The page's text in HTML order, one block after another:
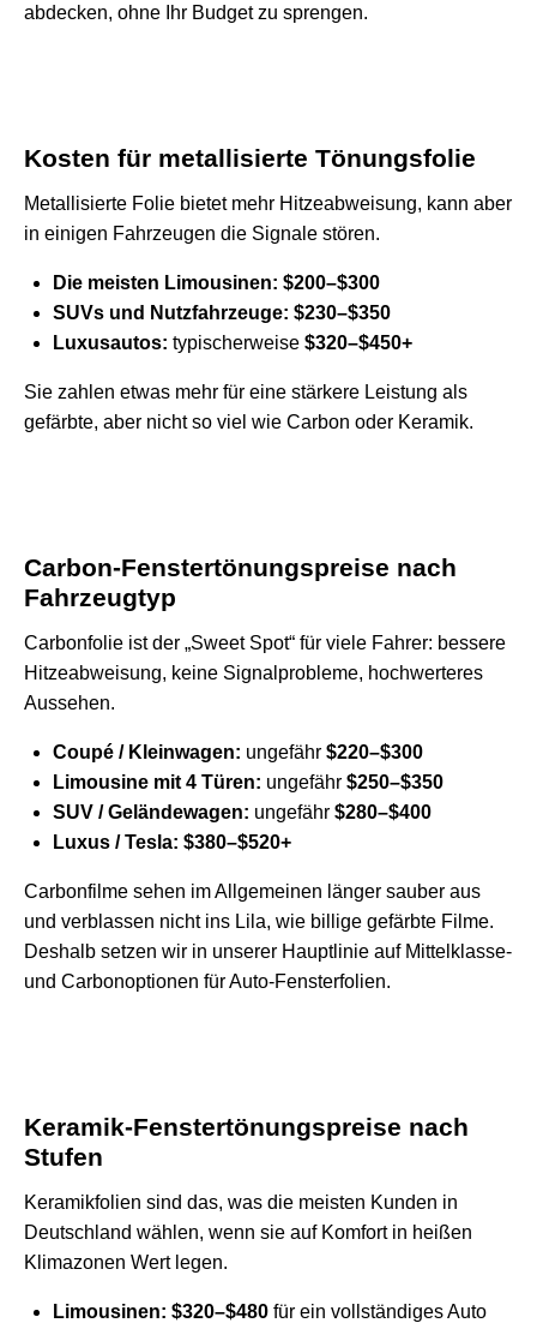
abdecken, ohne Ihr Budget zu sprengen.
Kosten für metallisierte Tönungsfolie
Metallisierte Folie bietet mehr Hitzeabweisung, kann aber
in einigen Fahrzeugen die Signale stören.
Die meisten Limousinen: $200–$300
SUVs und Nutzfahrzeuge: $230–$350
Luxusautos: typischerweise $320–$450+
Sie zahlen etwas mehr für eine stärkere Leistung als
gefärbte, aber nicht so viel wie Carbon oder Keramik.
Carbon-Fenstertönungspreise nach
Fahrzeugtyp
Carbonfolie ist der „Sweet Spot“ für viele Fahrer: bessere
Hitzeabweisung, keine Signalprobleme, hochwerteres
Aussehen.
Coupé / Kleinwagen: ungefähr $220–$300
Limousine mit 4 Türen: ungefähr $250–$350
SUV / Geländewagen: ungefähr $280–$400
Luxus / Tesla: $380–$520+
Carbonfilme sehen im Allgemeinen länger sauber aus
und verblassen nicht ins Lila, wie billige gefärbte Filme.
Deshalb setzen wir in unserer Hauptlinie auf Mittelklasse-
und Carbonoptionen für Auto-Fensterfolien.
Keramik-Fenstertönungspreise nach
Stufen
Keramikfolien sind das, was die meisten Kunden in
Deutschland wählen, wenn sie auf Komfort in heißen
Klimazonen Wert legen.
Limousinen: $320–$480 für ein vollständiges Auto